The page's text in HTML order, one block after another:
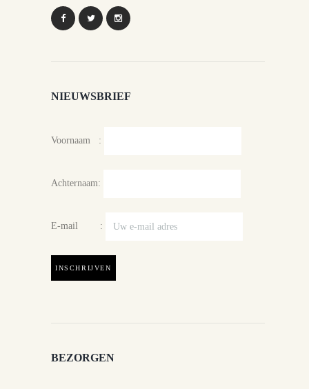
NIEUWSBRIEF
Voornaam :
Achternaam:
E-mail :
BEZORGEN